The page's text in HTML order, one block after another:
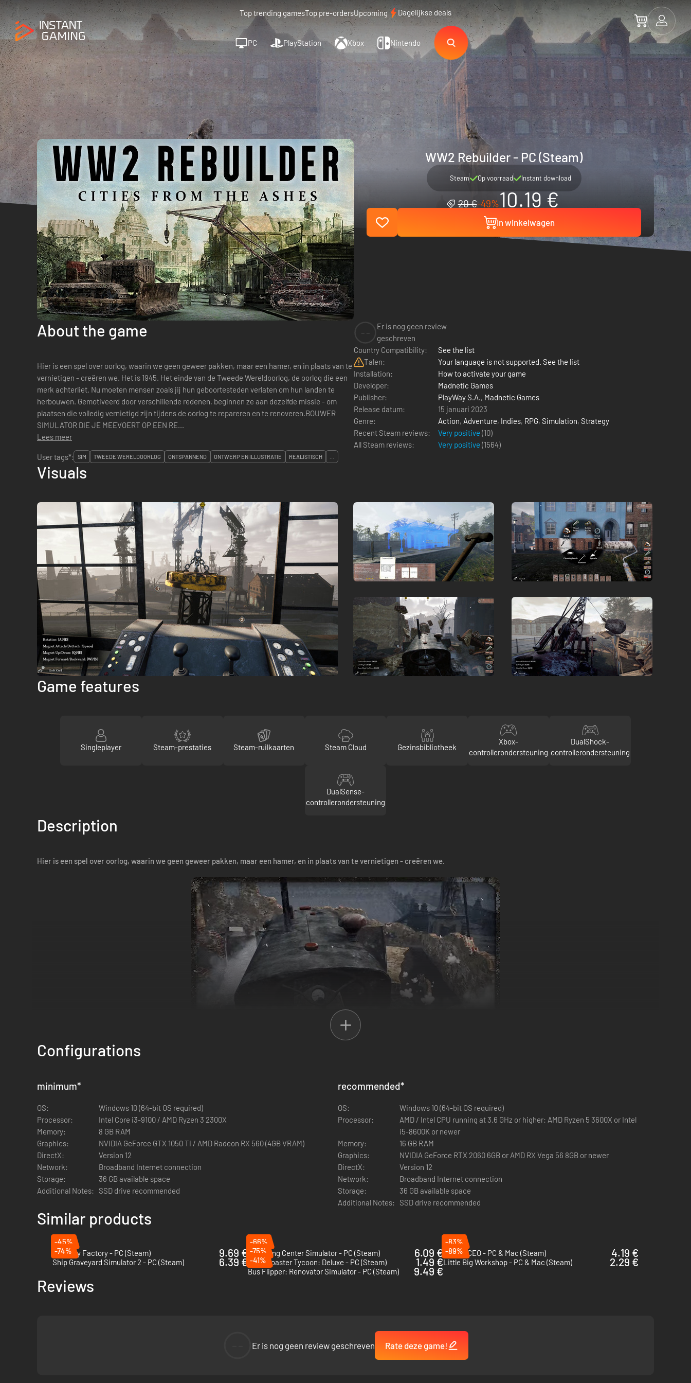
Top trending gamesTop pre-ordersUpcoming Dagelijkse deals
PC PlayStation Xbox Nintendo
WW2 Rebuilder - PC (Steam)
Steam Op voorraad Instant download
20 €-49%10.19 €
In winkelwagen
About the game
Hier is een spel over oorlog, waarin we geen geweer pakken, maar een hamer, en in plaats van te
vernietigen - creëren we. Het is 1945. Het einde van de Tweede Wereldoorlog, de oorlog die een
merk achterliet. Nu moeten mensen zoals jij hun geboortesteden verlaten om hun landen te
herbouwen. Gemotiveerd door verschillende redenen, beginnen ze aan dezelfde missie - om
plaatsen die volledig vernietigd zijn tijdens de oorlog te repareren en te renoveren.BOUWER
SIMULATOR DIE JE MEEVOERT OP EEN RE...
Lees meer
Er is nog geen review
geschreven
Country Compatibility:
See the list
Talen:
Your language is not supported. See the list
Installation:
How to activate your game
Developer:
Madnetic Games
Publisher:
PlayWay S.A., Madnetic Games
Release datum:
15 januari 2023
Genre:
Action, Adventure, Indies, RPG, Simulation, Strategy
Recent Steam reviews:
Very positive (10)
All Steam reviews:
Very positive (1564)
User tags*:
SIM TWEEDE WERELDOORLOG ONTSPANNEND ONTWERP EN ILLUSTRATIE REALISTISCH ...
Visuals
Game features
Singleplayer Steam-prestaties Steam-ruilkaarten Steam Cloud Gezinsbibliotheek
Xbox-
controllerondersteuning
DualShock-
controllerondersteuning
DualSense-
controllerondersteuning
Description
Hier is een spel over oorlog, waarin we geen geweer pakken, maar een hamer, en in plaats van te vernietigen - creëren we.
Configurations
minimum*
OS:
Windows 10 (64-bit OS required)
Processor:
Intel Core i3-9100 / AMD Ryzen 3 2300X
Memory:
8 GB RAM
Graphics:
NVIDIA GeForce GTX 1050 Ti / AMD Radeon RX 560 (4GB VRAM)
DirectX:
Version 12
Network:
Broadband Internet connection
Storage:
36 GB available space
Additional Notes:
SSD drive recommended
recommended*
OS:
Windows 10 (64-bit OS required)
Processor:
AMD / Intel CPU running at 3.6 GHz or higher: AMD Ryzen 5 3600X or Intel
i5-8600K or newer
Memory:
16 GB RAM
Graphics:
NVIDIA GeForce RTX 2060 6GB or AMD RX Vega 56 8GB or newer
DirectX:
Version 12
Network:
Broadband Internet connection
Storage:
36 GB available space
Additional Notes:
SSD drive recommended
Similar products
-45%
Alchemy Factory - PC (Steam)
9.69 €
-66%
Recycling Center Simulator - PC (Steam)
6.09 €
-83%
Airport CEO - PC & Mac (Steam)
4.19 €
-74%
Ship Graveyard Simulator 2 - PC (Steam)
6.39 €
-75%
RollerCoaster Tycoon: Deluxe - PC (Steam)
1.49 €
-89%
Little Big Workshop - PC & Mac (Steam)
2.29 €
-41%
Bus Flipper: Renovator Simulator - PC (Steam)
9.49 €
Reviews
Er is nog geen review geschreven Rate deze game!